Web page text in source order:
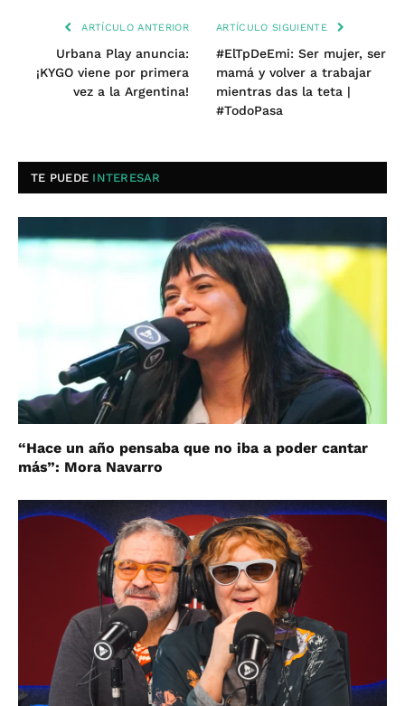
ARTÍCULO ANTERIOR
Urbana Play anuncia:
¡KYGO viene por primera
vez a la Argentina!
ARTÍCULO SIGUIENTE
#ElTpDeEmi: Ser mujer, ser
mamá y volver a trabajar
mientras das la teta |
#TodoPasa
TE PUEDE INTERESAR
“Hace un año pensaba que no iba a poder cantar
más”: Mora Navarro